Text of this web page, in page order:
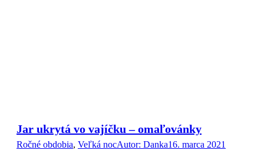
Jar ukrytá vo vajíčku – omaľovánky
Ročné obdobia, Veľká nocAutor: Danka16. marca 2021